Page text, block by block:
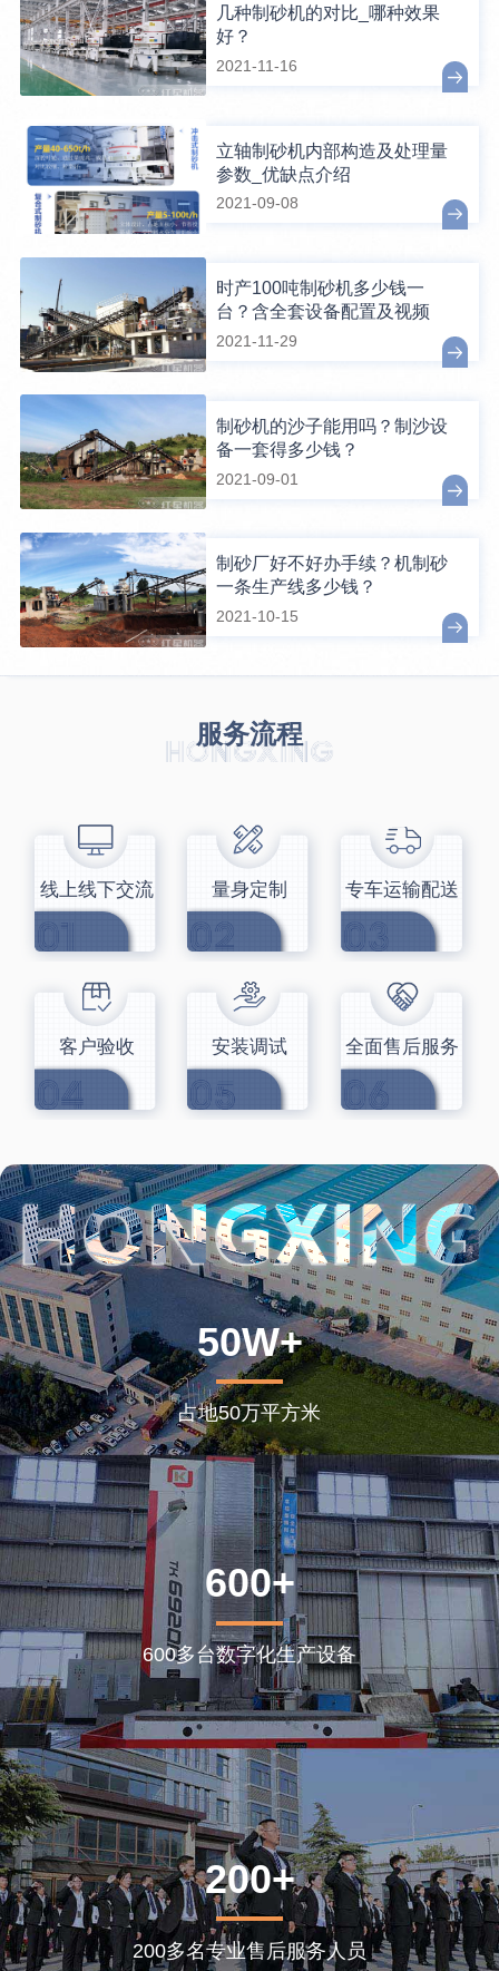
几种制砂机的对比_哪种效果
好？
2021-11-16
立轴制砂机内部构造及处理量
参数_优缺点介绍
2021-09-08
时产100吨制砂机多少钱一
台？含全套设备配置及视频
2021-11-29
制砂机的沙子能用吗？制沙设
备一套得多少钱？
2021-09-01
制砂厂好不好办手续？机制砂
一条生产线多少钱？
2021-10-15
服务流程
线上线下交流 量身定制 专车运输配送
客户验收 安装调试 全面售后服务
50W+
占地50万平方米
600+
600多台数字化生产设备
200+
200多名专业售后服务人员